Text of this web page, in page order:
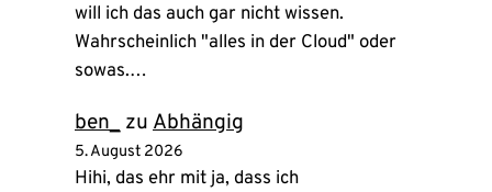
will ich das auch gar nicht wissen.
Wahrscheinlich "alles in der Cloud" oder
sowas.…
ben_zu Abhängig
5. August 2026
Hihi, das ehr mit ja, dass ich